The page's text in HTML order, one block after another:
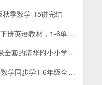
季数学 15讲完结
，1-6单元单词词汇发音教学视频课
附小小学 人教版数学动画视频课
(通用版) 分上下两册《乐乐课堂天天练数学》动画视频课